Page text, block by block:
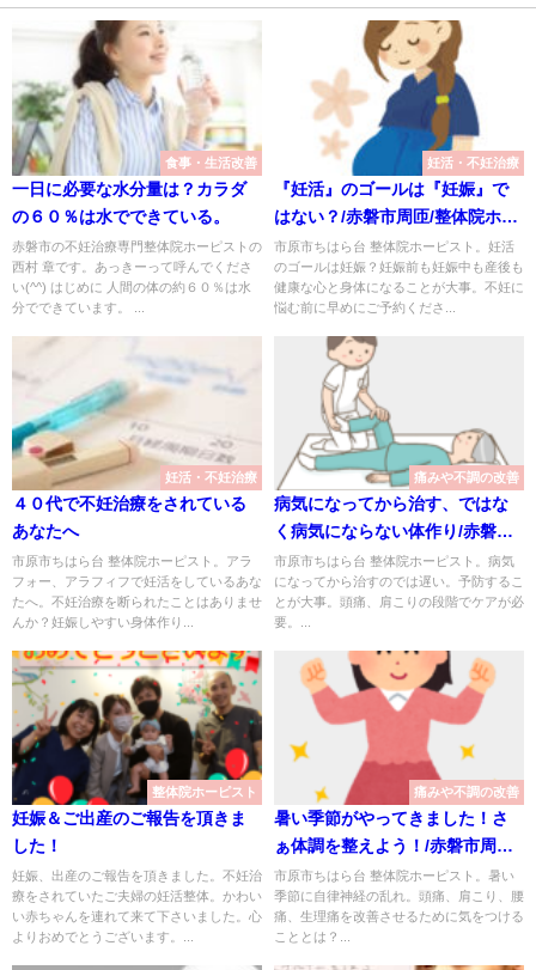
食事・生活改善
一日に必要な水分量は？カラダ
の６０％は水でできている。
赤磐市の不妊治療専門整体院ホーピストの
西村 章です。あっきーって呼んでくださ
い(^^) はじめに 人間の体の約６０％は水
分でできています。 ...
妊活・不妊治療
『妊活』のゴールは『妊娠』で
はない？/赤磐市周匝/整体院ホー
ピスト
市原市ちはら台 整体院ホーピスト。妊活
のゴールは妊娠？妊娠前も妊娠中も産後も
健康な心と身体になることが大事。不妊に
悩む前に早めにご予約くださ...
妊活・不妊治療
４０代で不妊治療をされている
あなたへ
市原市ちはら台 整体院ホーピスト。アラ
フォー、アラフィフで妊活をしているあな
たへ。不妊治療を断られたことはありませ
んか？妊娠しやすい身体作り...
痛みや不調の改善
病気になってから治す、ではな
く病気にならない体作り/赤磐市
周匝/整体院ホーピスト
市原市ちはら台 整体院ホーピスト。病気
になってから治すのでは遅い。予防するこ
とが大事。頭痛、肩こりの段階でケアが必
要。...
整体院ホーピスト
妊娠＆ご出産のご報告を頂きま
した！
妊娠、出産のご報告を頂きました。不妊治
療をされていたご夫婦の妊活整体。かわい
い赤ちゃんを連れて来て下さいました。心
よりおめでとうございます。...
痛みや不調の改善
暑い季節がやってきました！さ
ぁ体調を整えよう！/赤磐市周匝/
整体院ホーピスト
市原市ちはら台 整体院ホーピスト。暑い
季節に自律神経の乱れ。頭痛、肩こり、腰
痛、生理痛を改善させるために気をつける
こととは？...